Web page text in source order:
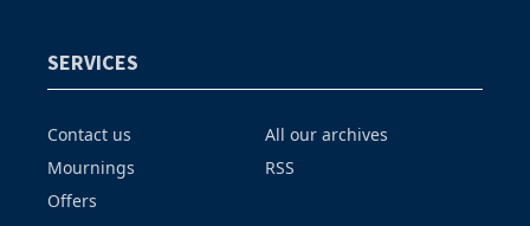
SERVICES
Contact us
Mournings
Offers
All our archives
RSS